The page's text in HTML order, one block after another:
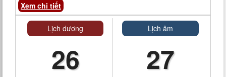
Xem chi tiết
Lịch dương
26
Lịch âm
27